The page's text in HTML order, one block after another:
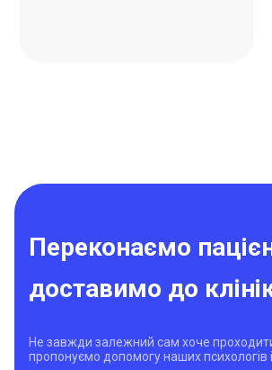
Переконаємо
доставимо до
Не завжди залежний сам хоче
пропонуємо допомогу наших психологів і